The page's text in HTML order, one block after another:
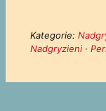
Kategorie:
Nadgryzieni·